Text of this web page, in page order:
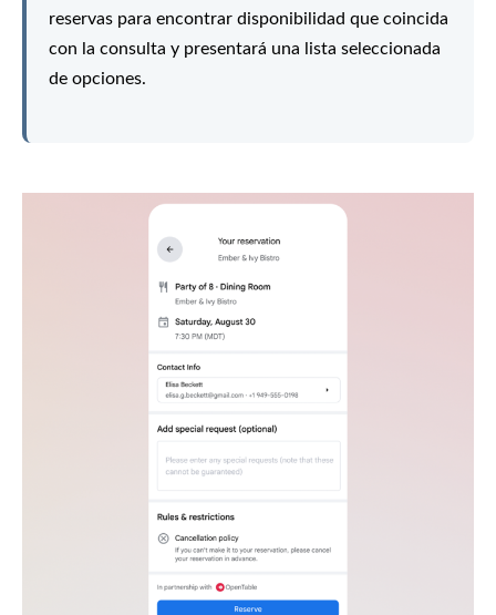
reservas para encontrar disponibilidad que coincida
con la consulta y presentará una lista seleccionada
de opciones.